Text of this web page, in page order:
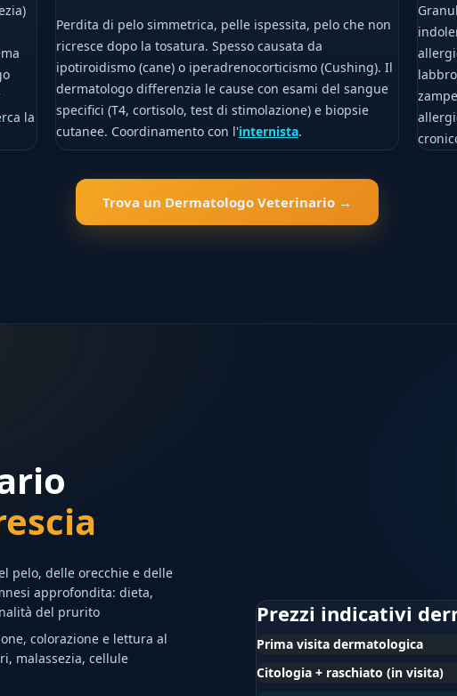
la
Perdita di pelo simmetrica, pelle ispessita, pelo che non
ricresce dopo la tosatura. Spesso causata da
ipotiroidismo (cane) o iperadrenocorticismo (Cushing). Il
dermatologo differenzia le cause con esami del sangue
specifici (T4, cortisolo, test di stimolazione) e biopsie
cutanee. Coordinamento con l'internista.
Trova un Dermatologo Veterinario →
pelo, delle orecchie e delle
approfondita: dieta,
del prurito
colorazione e lettura al
malassezia, cellule
Prezzi indicativi
Prima visita dermatologica
Citologia + raschiato (in visita)